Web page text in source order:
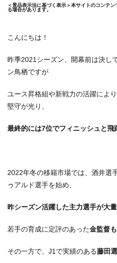
＜景品表示法に基づく表示＞本サイトのコンテ
る場合があります。
こんにちは！
昨季2021シーズン、開幕前は決し
ン鳥栖ですが
ユース昇格組や新戦力の活躍により
堅守が光り、
最終的には7位でフィニッシュと飛
2022年冬の移籍市場では、酒井選
ゥアルド選手を始め、
昨シーズン活躍した主力選手が大
若手の育成に定評のあった金監督も
その一方で、J1で実績のある藤田